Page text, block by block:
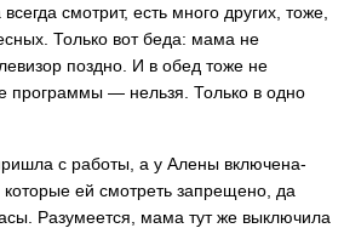
смотрит, есть много других, тоже,
Только вот беда: мама не
поздно. И в обед тоже не
программы — нельзя. Только в одно
с работы, а у Алены включена-
ей смотреть запрещено, да
Разумеется, мама тут же выключила